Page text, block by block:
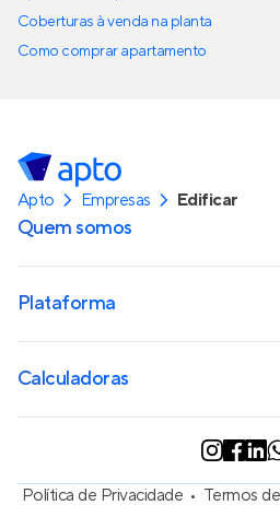
Coberturas à venda na planta
Como comprar apartamento
Apto Empresas Edificar
Quem somos
Plataforma
Calculadoras
Política de Privacidade Termos